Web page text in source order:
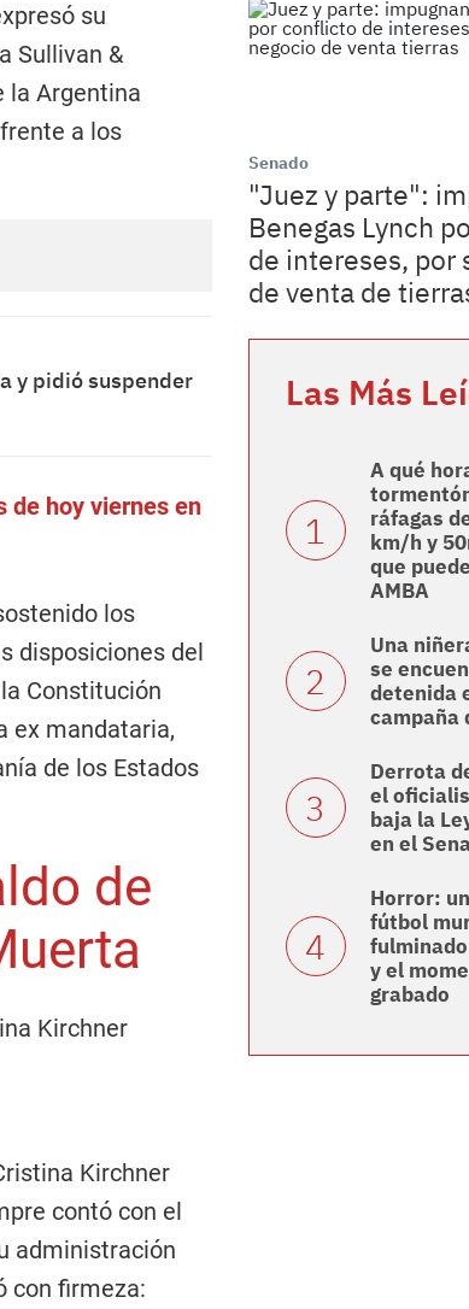
su
Sullivan &
la Argentina
a los
y pidió suspender
de hoy viernes en
los
disposiciones del
Constitución
ex mandataria,
de los Estados
de
Kirchner
contó con el
administración
con firmeza:
Senado
"Juez y parte":
Benegas Lynch
de intereses, por
de venta de
Las Más
A qué
ráfagas
km/h y
que
AMBA
Una
se
detenida
campaña
Derrota
el
baja la
en el
Horror:
fútbol
y el
grabado